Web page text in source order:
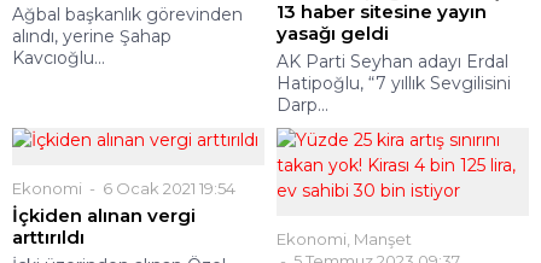
Ağbal başkanlık görevinden
alındı, yerine Şahap
Kavcıoğlu...
13 haber sitesine yayın
yasağı geldi
AK Parti Seyhan adayı Erdal
Hatipoğlu, “7 yıllık Sevgilisini
Darp...
Ekonomi 6 Ocak 2021 19:54
İçkiden alınan vergi
arttırıldı
Ekonomi Manşet